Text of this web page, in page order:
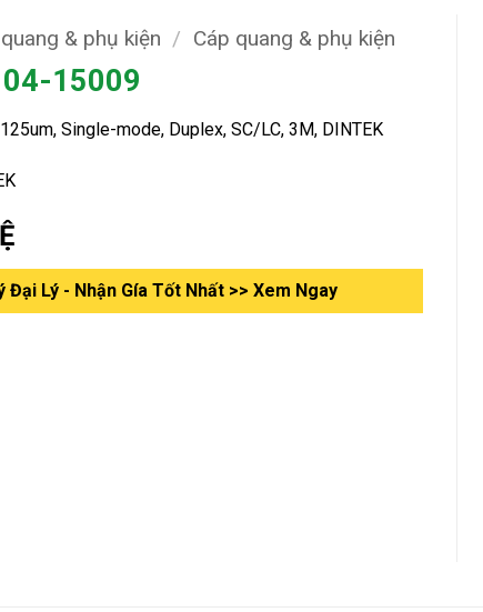
& phụ kiện / Cáp quang & phụ kiện
15009
Single-mode, Duplex, SC/LC, 3M, DINTEK
Đại Lý - Nhận Gía Tốt Nhất >> Xem Ngay